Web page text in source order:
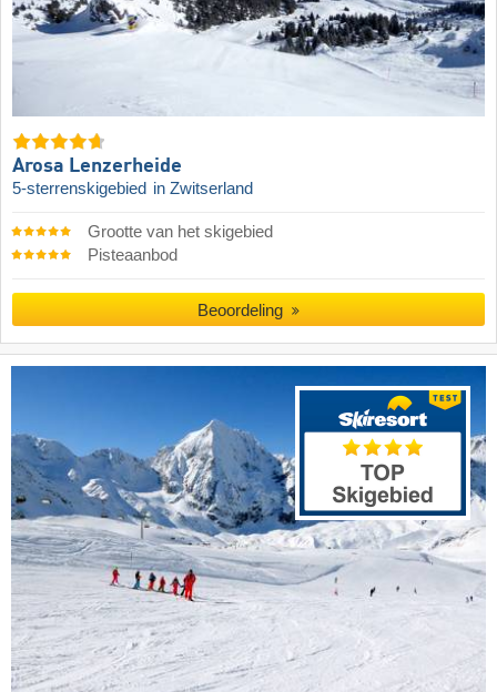
Arosa Lenzerheide
5-sterrenskigebied in Zwitserland
Grootte van het skigebied
Pisteaanbod
Beoordeling